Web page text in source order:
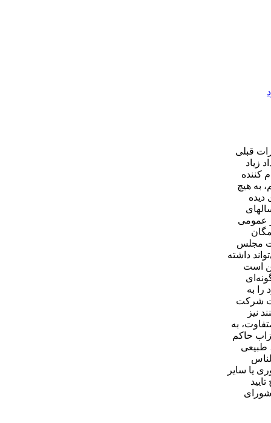
قبلی
زیاد
کننده
به هیچ
عمومی
مجلس
داشته
است
به
شرکت
نیز
به
حاکم
طبیعی
یا سایر